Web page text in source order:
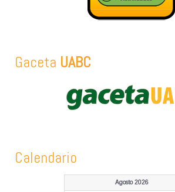
Gaceta UABC
Calendario
Agosto 2026